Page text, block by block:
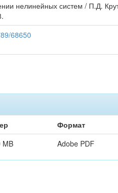
нелинейных систем / П.Д.
68650
Формат
MB Adobe PDF